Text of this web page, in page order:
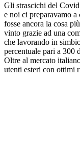
Gli strascichi del
e noi ci preparavamo
fosse ancora la cosa
vinto grazie ad una
che lavorando in
percentuale pari a 300
Oltre al mercato
utenti esteri con ottimi